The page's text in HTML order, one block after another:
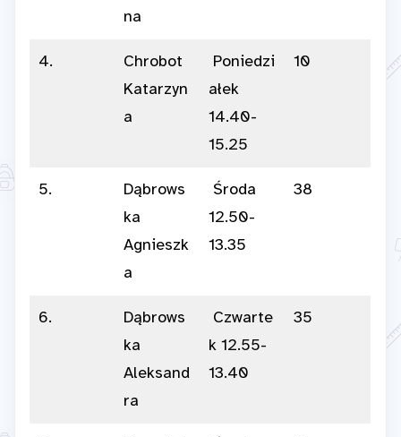
na
4.
Chrobot
Katarzyn
a
Poniedzi
ałek
14.40-
15.25
10
5.
Dąbrows
ka
Agnieszk
a
Środa
12.50-
13.35
38
6.
Dąbrows
ka
Aleksand
ra
Czwarte
k 12.55-
13.40
35